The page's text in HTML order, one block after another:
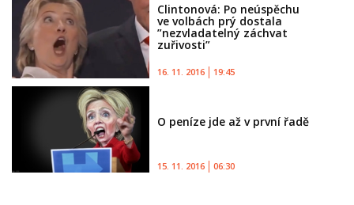
Clintonová: Po neúspěchu
ve volbách prý dostala
”nezvladatelný záchvat
zuřivosti”
16. 11. 2016 19:45
O peníze jde až v první řadě
15. 11. 2016 06:30